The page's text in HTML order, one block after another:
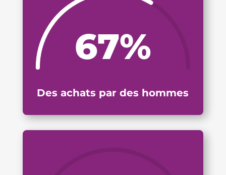
67%
Des achats par des hommes